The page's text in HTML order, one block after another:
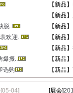
【新品】
【新品】
脱.. 【新品】
欢迎.. 【新品】
【新品】
爆振.. 【新品】
选购 【新品】
[05-04] [展会]